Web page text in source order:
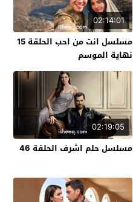
02:14:01
مسلسل انت من احب الحلقة 15
نهاية الموسم
02:19:05
مسلسل حلم اشرف الحلقة 46